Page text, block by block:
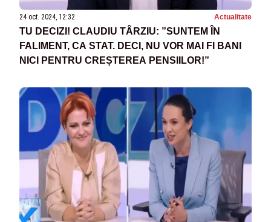
24 oct. 2024, 12:32 Actualitate
TU DECIZI! CLAUDIU TÂRZIU: ”SUNTEM ÎN
FALIMENT, CA STAT. DECI, NU VOR MAI FI BANI
NICI PENTRU CREȘTEREA PENSIILOR!”